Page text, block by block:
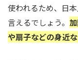
使われるため、日
言えるでしょう。
や扇子などの身近